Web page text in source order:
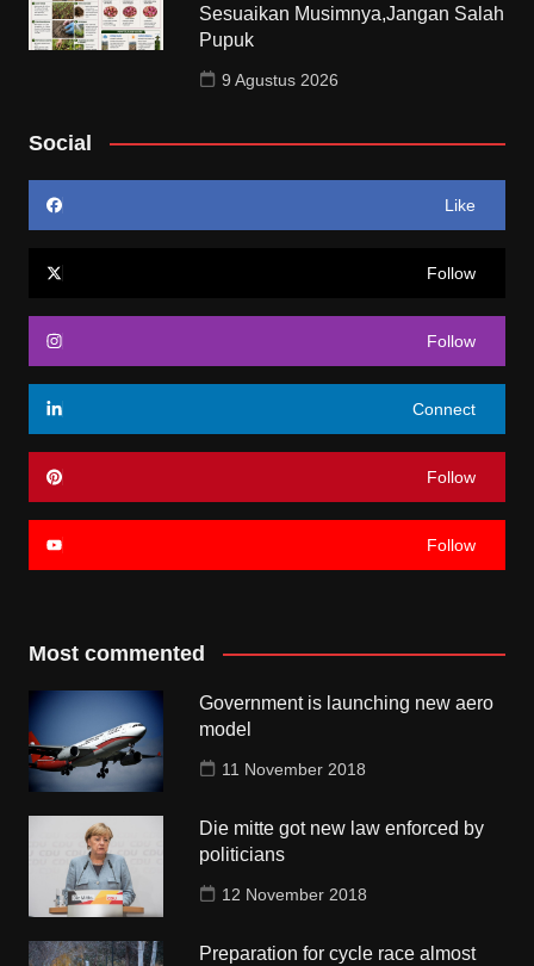
Sesuaikan Musimnya,Jangan Salah
Pupuk
9 Agustus 2026
Social
Like
Follow
Follow
Connect
Follow
Follow
Most commented
Government is launching new aero
model
11 November 2018
Die mitte got new law enforced by
politicians
12 November 2018
Preparation for cycle race almost